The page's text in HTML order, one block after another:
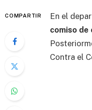
COMPARTIR En el
comiso
Contra el